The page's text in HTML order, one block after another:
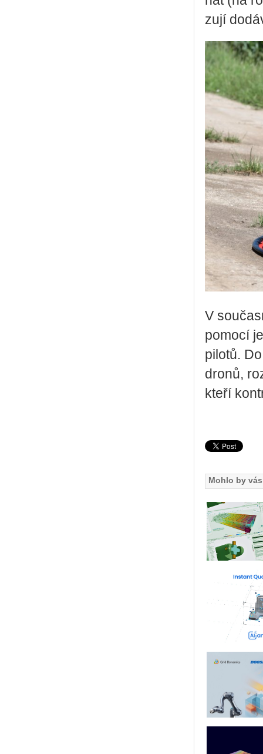
zu­jí
V
po­mo­cí
pi­lo­tů.
dronů,
kteří
Mohlo by